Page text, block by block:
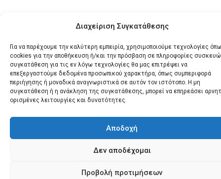
Διαχείριση Συγκατάθεσης
Για να παρέχουμε την καλύτερη εμπειρία, χρησιμοποιούμε τεχνολογίες
cookies για την αποθήκευση ή/και την πρόσβαση σε πληροφορίες
συγκατάθεση για τις εν λόγω τεχνολογίες θα μας επιτρέψει να
επεξεργαστούμε δεδομένα προσωπικού χαρακτήρα, όπως συμπεριφορά
περιήγησης ή μοναδικά αναγνωριστικά σε αυτόν τον ιστότοπο. Η μη
συγκατάθεση ή η ανάκληση της συγκατάθεσης, μπορεί να επηρεάσει
ορισμένες λειτουργίες και δυνατότητες.
Αποδοχή
Δεν αποδέχομαι
Προβολή προτιμήσεων